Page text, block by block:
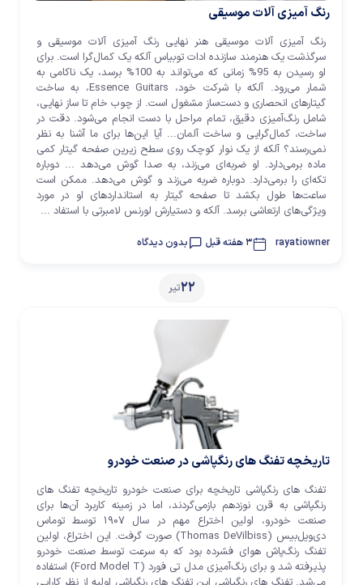
رنگ آمیزی آلات موسیقی
رنگ آمیزی آلات موسیقی هنر نهایی رنگ آمیزی آلات موسیقی و
سرگذشت یک هنرمند سازنده ادات توبیاس آلکه یک کمال‌گرا است. برای
او رسیدن به 95% زمانی که می‌تواند به 100% برسد، یک ناکامی به
شمار می‌رود. آلکه با شرکت خود، Essence Guitars، به ساخت
گیتارهای انحصاری و دست‌ساز مشغول است. از چوب خام تا ساز نهایی،
شامل رنگ‌آمیزی دقیق، تمام مراحل با دست انجام می‌شود. دقت در
ساخت، کمال‌گرایی و ساخت آلمان... آیا این‌ها برای ما آشنا به نظر
نمی‌رسند؟ آلکه از یک نوار کوچک روی سطح زیرین صفحه گیتار کمی
ماده برمی‌دارد. او ضربه‌ای می‌زند، به صدا گوش می‌دهد ... دوباره
تکه‌ای را برمی‌دارد. دوباره ضربه می‌زند و گوش می‌دهد. ممکن است
ساعت‌ها طول بکشد تا صفحه گیتار به استانداردهای او در مورد
ویژگی‌های ارتعاشی برسد. آلکه و دستیارش لورنس لامبرتی با استفاد ...
rayatiowner 3 هفته قبل بدون دیدگاه
22تیر
تاریخچه تفنگ های رنگپاشی در صنعت خودرو
تفنگ های رنگپاشی تاریخچه برای صنعت خودرو تاریخچه تفنگ های
رنگپاشی به قرن نوزدهم بازمی‌گردند، اما در زمینه کاربرد آن‌ها برای
صنعت خودرو، اولین اختراع مهم در سال ۱۹۰۷ توسط توماس
دی‌ویل‌بیس (Thomas DeVilbiss) صورت گرفت. این اختراع، اولین
تفنگ رنگ‌پاش هوای فشرده بود که به سرعت توسط صنعت خودرو
پذیرفته شد و برای رنگ‌آمیزی مدل تی فورد (Ford Model T) استفاده